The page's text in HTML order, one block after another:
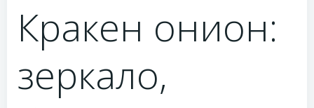
Кракен онион:
зеркало,